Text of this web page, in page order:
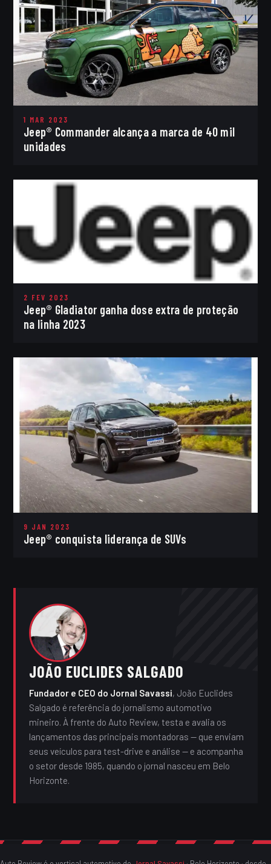
1 MAR 2023
Jeep® Commander alcança a marca de 40 mil
unidades
2 FEV 2023
Jeep® Gladiator ganha dose extra de proteção
na linha 2023
9 JAN 2023
Jeep® conquista liderança de SUVs
JOÃO EUCLIDES SALGADO
Fundador e CEO do Jornal Savassi, João Euclides
Salgado é referência do jornalismo automotivo
mineiro. À frente do Auto Review, testa e avalia os
lançamentos das principais montadoras — que enviam
seus veículos para test-drive e análise — e acompanha
o setor desde 1985, quando o jornal nasceu em Belo
Horizonte.